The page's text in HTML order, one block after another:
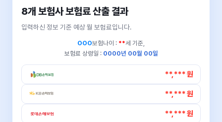
8개 보험사 보험료 산출 결과
입력하신 정보 기준 예상 월 보험료입니다.
OOO보험나이 : **세 기준,
보험료 상령일 : 0000년 00월 00일
**,*** 원
**,*** 원
**,*** 원